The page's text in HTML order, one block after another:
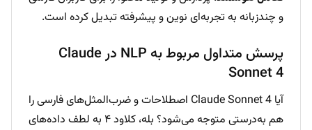
و چندزبانه به تجربه‌ای نوین و پیشرفته تبدیل کرده است.
پرسش متداول مربوط به NLP در Claude
Sonnet 4
آیا Claude Sonnet 4 اصطلاحات و ضرب‌المثل‌های فارسی را
هم به‌درستی متوجه می‌شود؟ بله، کلاود ۴ به لطف داده‌های